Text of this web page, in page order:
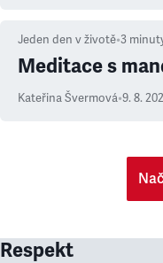
Jeden den v životě•3
Meditace s
Kateřina Švermová•9. 8.
Respekt